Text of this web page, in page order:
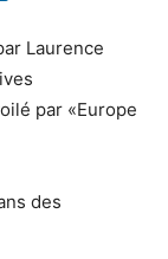
Laurence
par «Europe
des